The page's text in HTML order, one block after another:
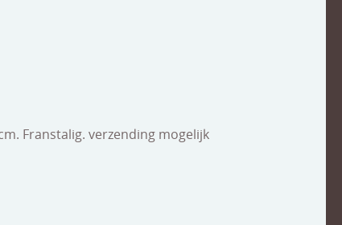
Franstalig. verzending mogelijk